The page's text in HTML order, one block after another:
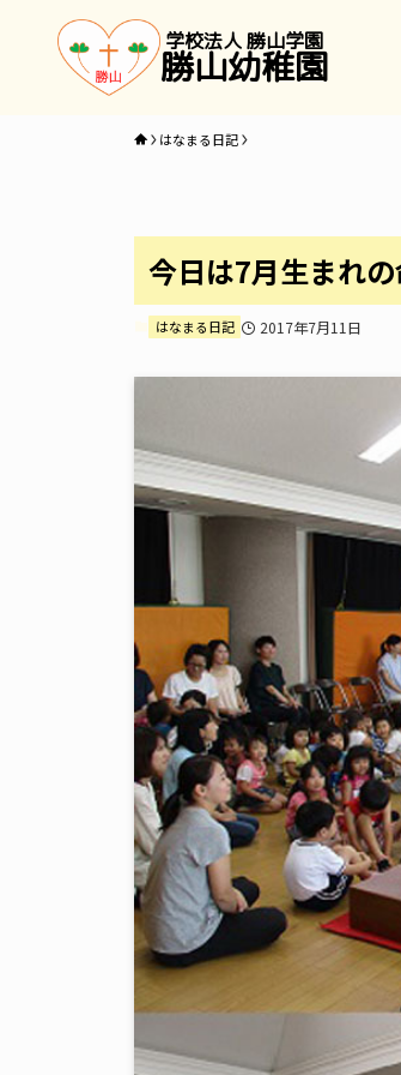
学校法人 勝山学園
勝山幼稚園
はなまる日記
今日は7月生まれの
はなまる日記 2017年7月11日